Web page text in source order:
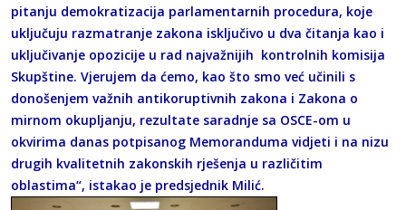
pitanju demokratizacija parlamentarnih procedura, koje
uključuju razmatranje zakona isključivo u dva čitanja kao i
uključivanje opozicije u rad najvažnijih kontrolnih komisija
Skupštine. Vjerujem da ćemo, kao što smo već učinili s
donošenjem važnih antikoruptivnih zakona i Zakona o
mirnom okupljanju, rezultate saradnje sa OSCE-om u
okvirima danas potpisanog Memoranduma vidjeti i na nizu
drugih kvalitetnih zakonskih rješenja u različitim
oblastima“, istakao je predsjednik Milić.